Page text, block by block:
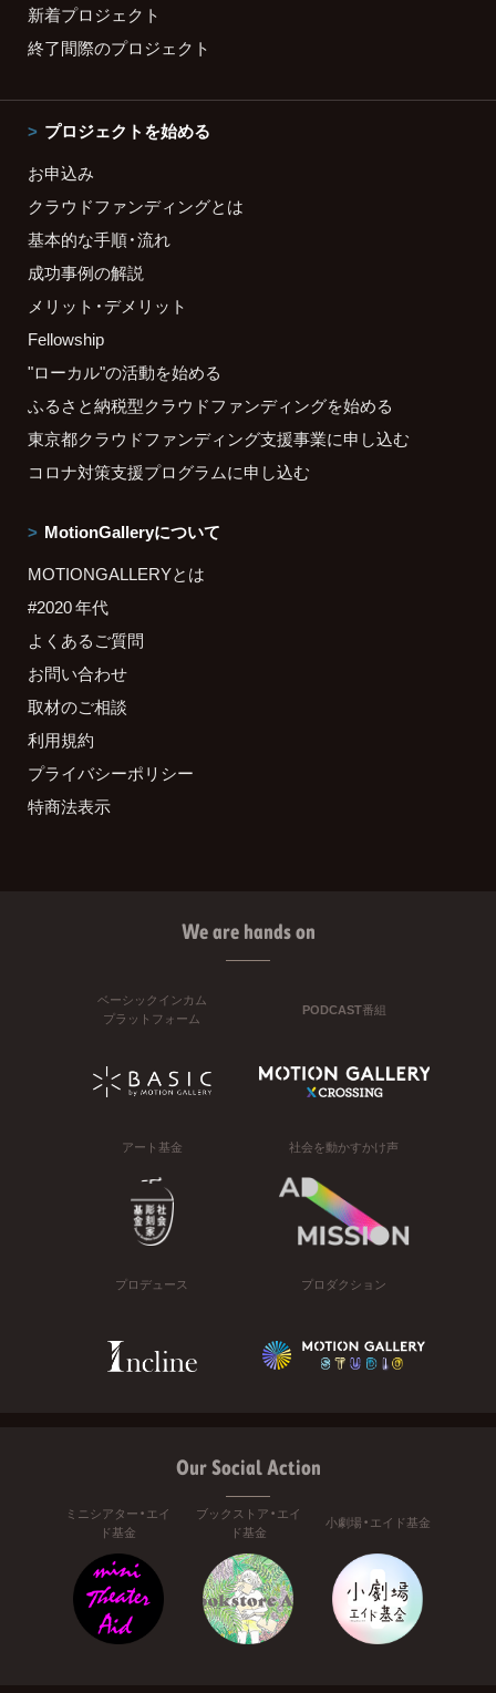
新着プロジェクト
終了間際のプロジェクト
プロジェクトを始める
お申込み
クラウドファンディングとは
基本的な手順・流れ
成功事例の解説
メリット・デメリット
Fellowship
"ローカル"の活動を始める
ふるさと納税型クラウドファンディングを始める
東京都クラウドファンディング支援事業に申し込む
コロナ対策支援プログラムに申し込む
MotionGalleryについて
MOTIONGALLERYとは
#2020 年代
よくあるご質問
お問い合わせ
取材のご相談
利用規約
プライバシーポリシー
特商法表示
We are hands on
ベーシックインカム
プラットフォーム
PODCAST番組
アート基金 社会を動かすかけ声
プロデュース プロダクション
Our Social Action
ミニシアター・エイ
ド基金
ブックストア・エイ
ド基金
小劇場・エイド基金